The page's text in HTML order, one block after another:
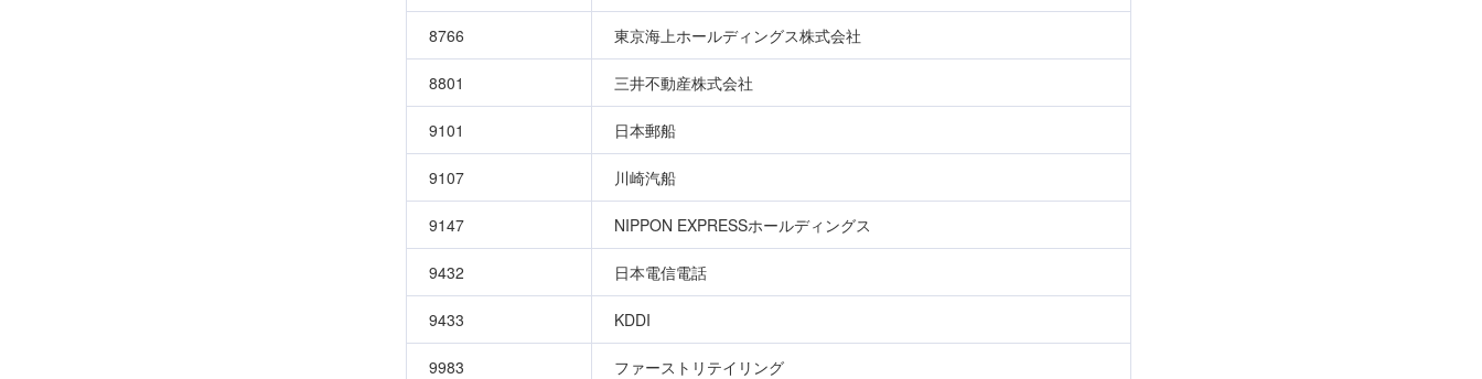
8766 東京海上ホールディングス株式会社
8801 三井不動産株式会社
9101 日本郵船
9107 川崎汽船
9147 NIPPON EXPRESSホールディングス
9432 日本電信電話
9433 KDDI
9983 ファーストリテイリング